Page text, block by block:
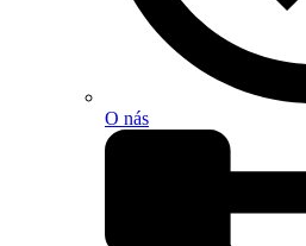
O nás